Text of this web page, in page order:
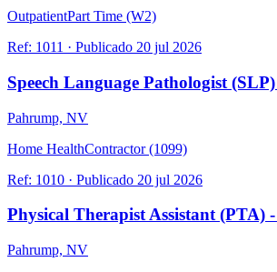
OutpatientPart Time (W2)
Ref: 1011 · Publicado 20 jul 2026
Speech Language Pathologist
Pahrump, NV
Home HealthContractor (1099)
Ref: 1010 · Publicado 20 jul 2026
Physical Therapist Assistant (PTA)
Pahrump, NV